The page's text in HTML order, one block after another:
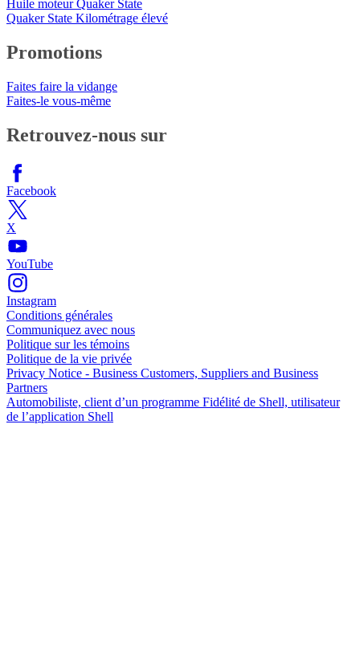
Huile moteur Quaker State
Quaker State Kilométrage élevé
Promotions
Faites faire la vidange
Faites-le vous-même
Retrouvez-nous sur
Facebook
X
YouTube
Instagram
Conditions générales
Communiquez avec nous
Politique sur les témoins
Politique de la vie privée
Privacy Notice - Business Customers, Suppliers and Business
Partners
Automobiliste, client d’un programme Fidélité de Shell, utilisateur
de l’application Shell